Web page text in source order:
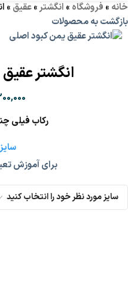
خانه » فروشگاه » انگشتر»عقیق »
بازگشت به محصولات
انگشتر
رکاب فیلی
برای آموزش